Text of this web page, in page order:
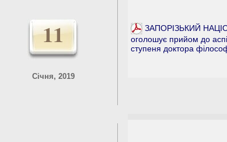
11
Січня, 2019
ЗАПОРІЗЬКИЙ
оголошує прийом до
ступеня доктора